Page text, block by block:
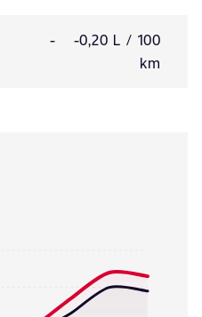
-
-0,20 L / 100
km